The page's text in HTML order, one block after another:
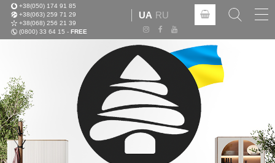
+38(050) 174 91 85
+38(063) 259 71 29
+38(068) 256 21 39
(0800) 33 64 15 - FREE
UA RU